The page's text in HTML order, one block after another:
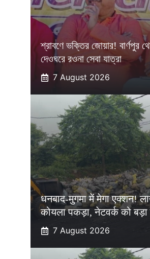
শ্রাবণে ভক্তির জোয়ার! বার্ণপুর
দেওঘরে রওনা সেবা যাত্রা
7 August 2026
धनबाद-मुगमा में मेगा एक्शन!
कोयला पकड़ा, नेटवर्क को
7 August 2026